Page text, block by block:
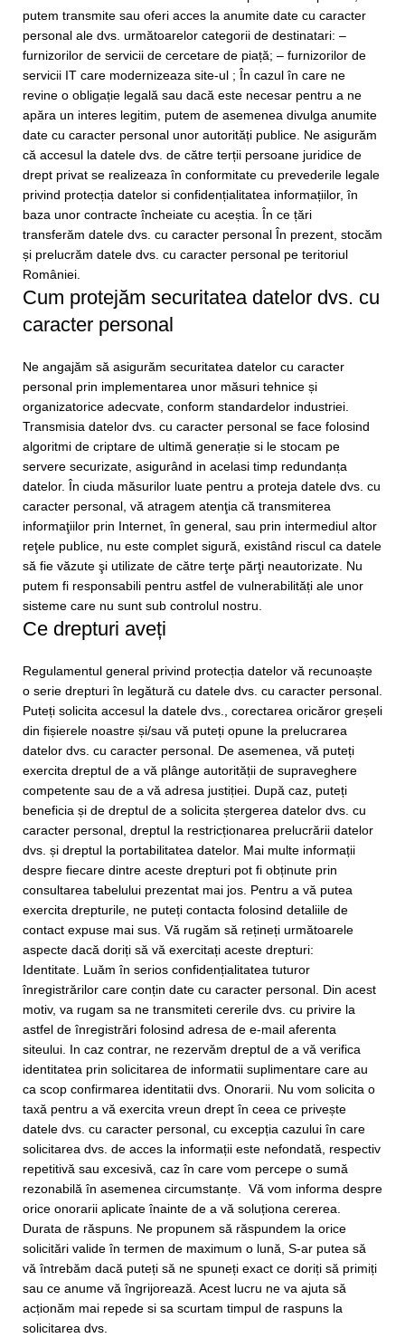
putem transmite sau oferi acces la anumite date cu caracter
personal ale dvs. următoarelor categorii de destinatari: –
furnizorilor de servicii de cercetare de piață; – furnizorilor de
servicii IT care modernizeaza site-ul ; În cazul în care ne
revine o obligație legală sau dacă este necesar pentru a ne
apăra un interes legitim, putem de asemenea divulga anumite
date cu caracter personal unor autorități publice. Ne asigurăm
că accesul la datele dvs. de către terții persoane juridice de
drept privat se realizeaza în conformitate cu prevederile legale
privind protecția datelor si confidențialitatea informațiilor, în
baza unor contracte încheiate cu aceștia. În ce țări
transferăm datele dvs. cu caracter personal În prezent, stocăm
și prelucrăm datele dvs. cu caracter personal pe teritoriul
României.
Cum protejăm securitatea datelor dvs. cu
caracter personal
Ne angajăm să asigurăm securitatea datelor cu caracter
personal prin implementarea unor măsuri tehnice și
organizatorice adecvate, conform standardelor industriei.
Transmisia datelor dvs. cu caracter personal se face folosind
algoritmi de criptare de ultimă generație si le stocam pe
servere securizate, asigurând in acelasi timp redundanța
datelor. În ciuda măsurilor luate pentru a proteja datele dvs. cu
caracter personal, vă atragem atenţia că transmiterea
informaţiilor prin Internet, în general, sau prin intermediul altor
reţele publice, nu este complet sigură, existând riscul ca datele
să fie văzute şi utilizate de către terţe părţi neautorizate. Nu
putem fi responsabili pentru astfel de vulnerabilități ale unor
sisteme care nu sunt sub controlul nostru.
Ce drepturi aveți
Regulamentul general privind protecția datelor vă recunoaște
o serie drepturi în legătură cu datele dvs. cu caracter personal.
Puteți solicita accesul la datele dvs., corectarea oricăror greșeli
din fișierele noastre și/sau vă puteți opune la prelucrarea
datelor dvs. cu caracter personal. De asemenea, vă puteți
exercita dreptul de a vă plânge autorității de supraveghere
competente sau de a vă adresa justiției. După caz, puteți
beneficia și de dreptul de a solicita ștergerea datelor dvs. cu
caracter personal, dreptul la restricționarea prelucrării datelor
dvs. și dreptul la portabilitatea datelor. Mai multe informații
despre fiecare dintre aceste drepturi pot fi obținute prin
consultarea tabelului prezentat mai jos. Pentru a vă putea
exercita drepturile, ne puteți contacta folosind detaliile de
contact expuse mai sus. Vă rugăm să rețineți următoarele
aspecte dacă doriți să vă exercitați aceste drepturi:
Identitate. Luăm în serios confidențialitatea tuturor
înregistrărilor care conțin date cu caracter personal. Din acest
motiv, va rugam sa ne transmiteti cererile dvs. cu privire la
astfel de înregistrări folosind adresa de e-mail aferenta
siteului. In caz contrar, ne rezervăm dreptul de a vă verifica
identitatea prin solicitarea de informatii suplimentare care au
ca scop confirmarea identitatii dvs. Onorarii. Nu vom solicita o
taxă pentru a vă exercita vreun drept în ceea ce privește
datele dvs. cu caracter personal, cu excepția cazului în care
solicitarea dvs. de acces la informații este nefondată, respectiv
repetitivă sau excesivă, caz în care vom percepe o sumă
rezonabilă în asemenea circumstanțe. Vă vom informa despre
orice onorarii aplicate înainte de a vă soluționa cererea.
Durata de răspuns. Ne propunem să răspundem la orice
solicitări valide în termen de maximum o lună, S-ar putea să
vă întrebăm dacă puteți să ne spuneți exact ce doriți să primiți
sau ce anume vă îngrijorează. Acest lucru ne va ajuta să
acționăm mai repede si sa scurtam timpul de raspuns la
solicitarea dvs.